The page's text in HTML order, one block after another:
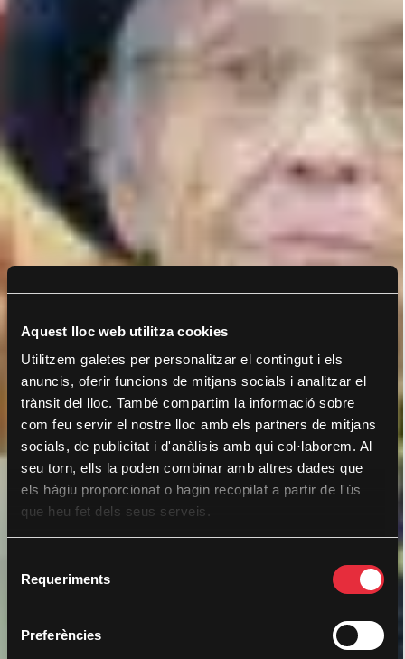
Aquest lloc web utilitza cookies
Utilitzem galetes per personalitzar el contingut i els
anuncis, oferir funcions de mitjans socials i analitzar el
trànsit del lloc. També compartim la informació sobre
com feu servir el nostre lloc amb els partners de mitjans
socials, de publicitat i d'anàlisis amb qui col·laborem. Al
seu torn, ells la poden combinar amb altres dades que
els hàgiu proporcionat o hagin recopilat a partir de l'ús
que heu fet dels seus serveis.
Requeriments
Preferències